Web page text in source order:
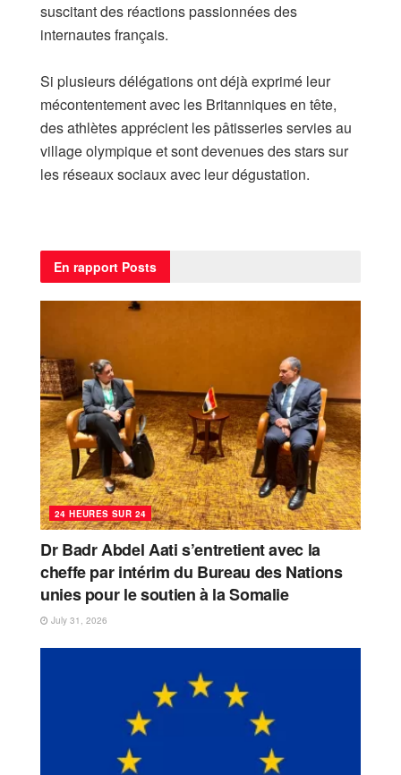
suscitant des réactions passionnées des
internautes français.
Si plusieurs délégations ont déjà exprimé leur
mécontentement avec les Britanniques en tête,
des athlètes apprécient les pâtisseries servies au
village olympique et sont devenues des stars sur
les réseaux sociaux avec leur dégustation.
En rapport Posts
24 HEURES SUR 24
Dr Badr Abdel Aati s’entretient avec la
cheffe par intérim du Bureau des Nations
unies pour le soutien à la Somalie
July 31, 2026